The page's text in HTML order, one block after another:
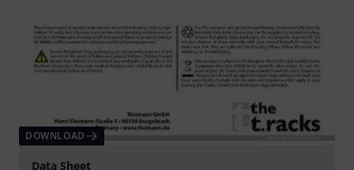
DOWNLOAD
Data Sheet